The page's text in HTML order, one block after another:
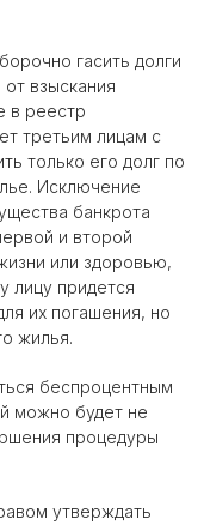
гасить долги
взыскания
в реестр
третьим лицам с
только его долг по
Исключение
банкрота
и второй
или здоровью,
лицу придется
их погашения, но
жилья.
беспроцентным
можно будет не
процедуры
утверждать